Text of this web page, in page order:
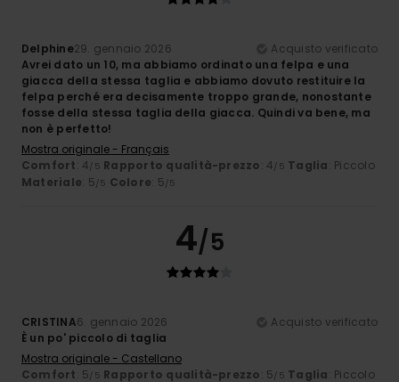
Delphine29. gennaio 2026
Acquisto verificato
Avrei dato un 10, ma abbiamo ordinato una felpa e una
giacca della stessa taglia e abbiamo dovuto restituire la
felpa perché era decisamente troppo grande, nonostante
fosse della stessa taglia della giacca. Quindi va bene, ma
non è perfetto!
Mostra originale - Français
Comfort: 4 /5 Rapporto qualità-prezzo: 4 /5 Taglia: Piccolo
Materiale: 5 /5 Colore: 5 /5
4/5
CRISTINA6. gennaio 2026
Acquisto verificato
È un po' piccolo di taglia
Mostra originale - Castellano
Comfort: 5 /5 Rapporto qualità-prezzo: 5 /5 Taglia: Piccolo